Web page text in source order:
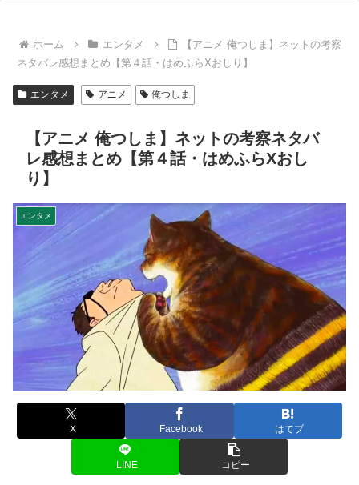
ホーム エンタメ
【アニメ 俺つしま】ネットの考察
ネタバレ感想まとめ【第４話・はめふらXおしり】
エンタメ アニメ 俺つしま
【アニメ 俺つしま】ネットの考察ネタバ
レ感想まとめ【第４話・はめふらXおし
り】
エンタメ
X Facebook はてブ
LINE コピー